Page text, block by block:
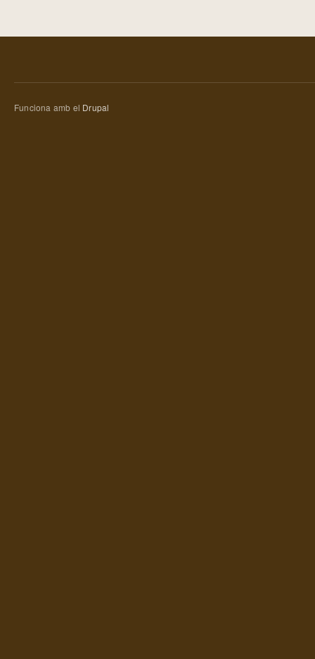
Funciona amb el Drupal